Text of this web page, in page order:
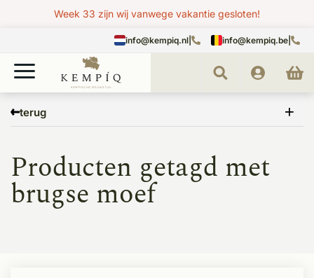
Week 33 zijn wij vanwege vakantie gesloten!
info@kempiq.nl info@kempiq.be
terug
brugse moef
Producten getagd met
brugse moef